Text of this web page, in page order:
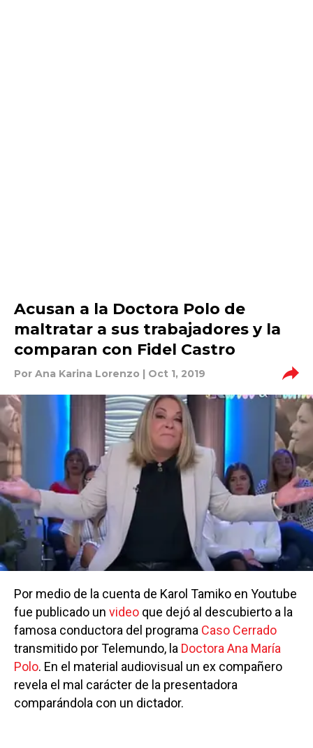
Acusan a la Doctora Polo de
maltratar a sus trabajadores y la
comparan con Fidel Castro
Por Ana Karina Lorenzo | Oct 1, 2019
Por medio de la cuenta de Karol Tamiko en Youtube
fue publicado un video que dejó al descubierto a la
famosa conductora del programa Caso Cerrado
transmitido por Telemundo, la Doctora Ana María
Polo. En el material audiovisual un ex compañero
revela el mal carácter de la presentadora
comparándola con un dictador.